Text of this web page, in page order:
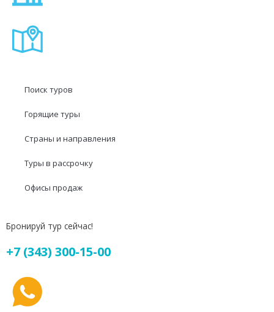
Поиск туров
Горящие туры
Страны и направления
Туры в рассрочку
Офисы продаж
Бронируй тур сейчас!
+7 (343) 300-15-00